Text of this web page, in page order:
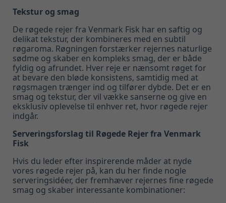
Tekstur og smag
De røgede rejer fra Venmark Fisk har en saftig og
delikat tekstur, der kombineres med en subtil
røgaroma. Røgningen forstærker rejernes naturlige
sødme og skaber en kompleks smag, der er både
fyldig og afrundet. Hver reje er nænsomt røget for
at bevare den bløde konsistens, samtidig med at
røgsmagen trænger ind og tilfører dybde. Det er en
smag og tekstur, der vil vække sanserne og give en
eksklusiv oplevelse til enhver ret, hvor røgede rejer
indgår.
Serveringsforslag til Røgede Rejer fra Venmark
Fisk
Hvis du leder efter inspirerende måder at nyde
vores røgede rejer på, kan du her finde nogle
serveringsidéer, der fremhæver rejernes fine røgede
smag og skaber interessante kombinationer: